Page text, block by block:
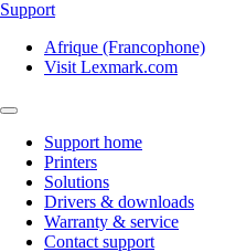
Support
Afrique (Francophone)
Visit Lexmark.com
Support home
Printers
Solutions
Drivers & downloads
Warranty & service
Contact support